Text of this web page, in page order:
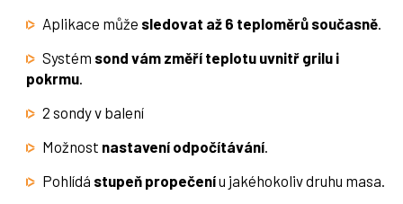
Aplikace může sledovat až 6 teploměrů současně
Systém sond vám změří teplotu uvnitř grilu i
pokrmu
2 sondy v balení
Možnost nastavení odpočítávání
Pohlídá stupeň propečeníu jakéhokoliv druhu masa.